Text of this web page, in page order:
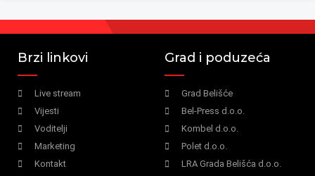
Brzi linkovi
Live stream
Vijesti
Voditelji
Marketing
Kontakt
Grad i poduzeća
Grad Belišće
Bel-Press d.o.o.
Kombel d.o.o.
Polet d.o.o.
LRA Grada Belišća d.o.o.